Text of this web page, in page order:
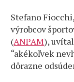
Stefano
výrobcov
(ANPAM),
“akékoľvek
dôrazne